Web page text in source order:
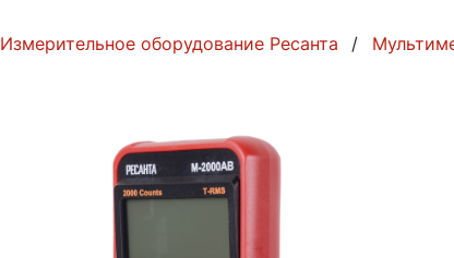
Измерительное оборудование Ресанта